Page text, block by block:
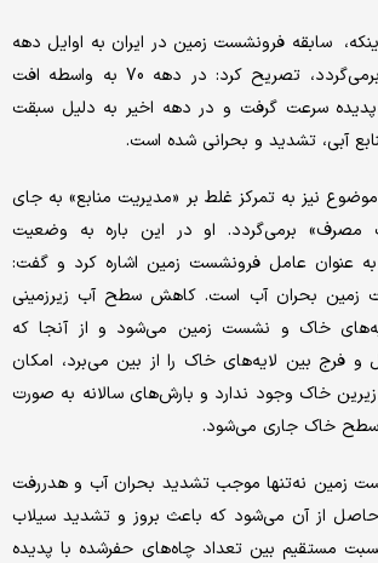
سابقه فرونشست زمین در ایران به اوایل دهه
60 به صورت خفیف برمی‌‌گردد، تصریح کرد: در دهه 70 به واسطه افت
پدیده سرعت گرفت و در دهه اخیر به دلیل سبقت
آبی، تشدید و بحرانی شده است.
نیز به تمرکز غلط بر «مدیریت منابع» به جای
مصرف» برمی‌‌گردد. او در این باره به وضعیت
عنوان عامل فرونشست زمین اشاره کرد و گفت:
زمین بحران آب است. کاهش سطح آب زیرزمینی
خاک و نشست زمین می‌شود و از آنجا که
فرج بین لایه‌‌های خاک را از بین می‌‌برد، امکان
خاک وجود ندارد و بارش‌‌های سالانه به صورت
سطح خاک جاری می‌شود.
زمین نه‌‌تنها موجب تشدید بحران آب و هدررفت
از آن می‌شود که باعث بروز و تشدید سیلاب
مستقیم بین تعداد چاه‌‌های حفر‌‌شده با پدیده